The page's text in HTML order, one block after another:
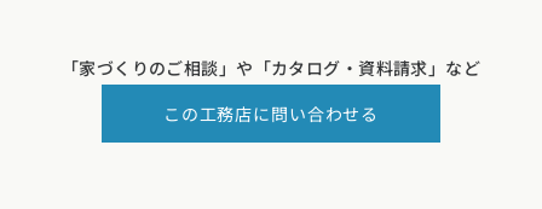
「家づくりのご相談」や 「カタログ・資料請求」など
この工務店に問い合わせる